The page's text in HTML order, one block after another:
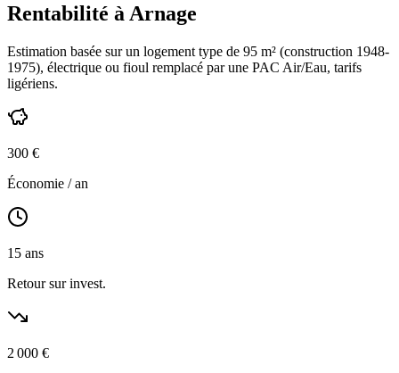
Rentabilité àArnage
Estimation basée sur un logement type de 95 m² (construction 1948-
1975), électrique ou fioul remplacé par une PAC Air/Eau, tarifs
ligériens.
300 €
Économie / an
15 ans
Retour sur invest.
2 000 €